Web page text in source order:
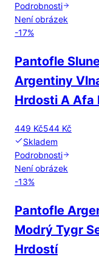
Podrobnosti
Není obrázek
-17%
Pantofle
Argentiny
Hrdosti A Afa
449 Kč544 Kč
Skladem
Podrobnosti
Není obrázek
-13%
Pantofle
Modrý Tygr
Hrdostí